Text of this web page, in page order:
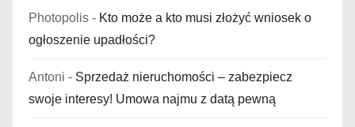
Photopolis - Kto może a kto musi złożyć wniosek o
ogłoszenie upadłości?
Antoni - Sprzedaż nieruchomości – zabezpiecz
swoje interesy! Umowa najmu z datą pewną